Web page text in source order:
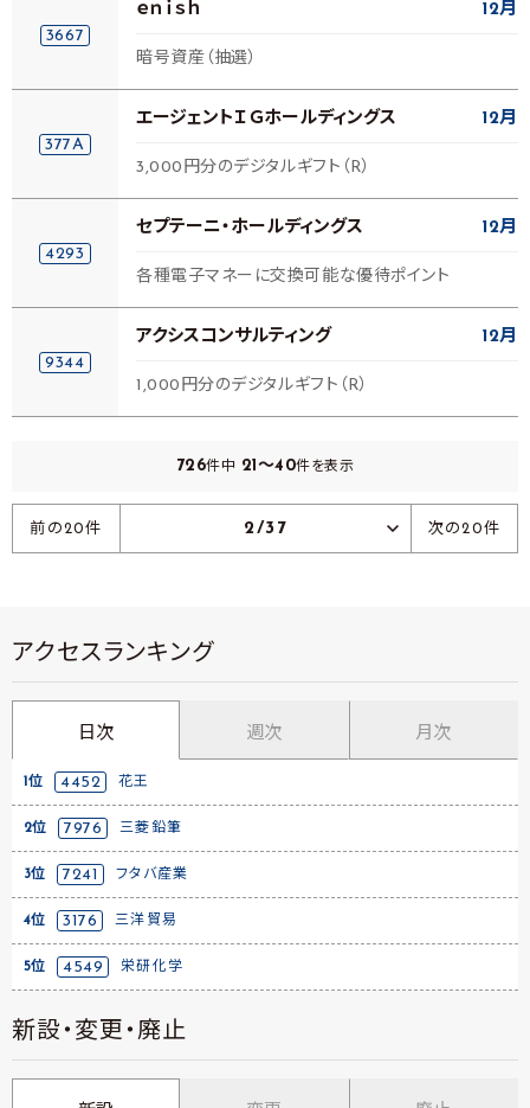
3667
ｅｎｉｓｈ 12月
暗号資産（抽選）
377A
エージェントＩＧホールディングス 12月
3,000円分のデジタルギフト（R）
4293
セプテーニ・ホールディングス 12月
各種電子マネーに交換可能な優待ポイント
9344
アクシスコンサルティング 12月
1,000円分のデジタルギフト（R）
726件中 21～40件を表示
前の20件 2/37 次の20件
アクセスランキング
日次 週次 月次
1位 4452 花王
2位 7976 三菱鉛筆
3位 7241 フタバ産業
4位 3176 三洋貿易
5位 4549 栄研化学
新設・変更・廃止